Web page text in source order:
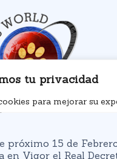
tu privacidad
para mejorar su
mostrarle anuncios o
y analizar nuestro
todo” usted da su
próximo 15 de
en Vigor el Real